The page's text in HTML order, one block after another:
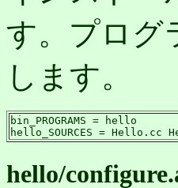
す。プログ
します。
bin_PROGRAMS = hello
hello_SOURCES = Hello.cc
hello/